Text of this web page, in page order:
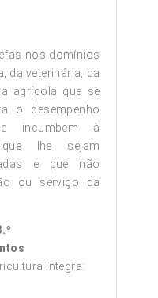
nos domínios
da veterinária, da
agrícola que se
o desempenho
incumbem à
que lhe sejam
e que não
ou serviço da
integra: